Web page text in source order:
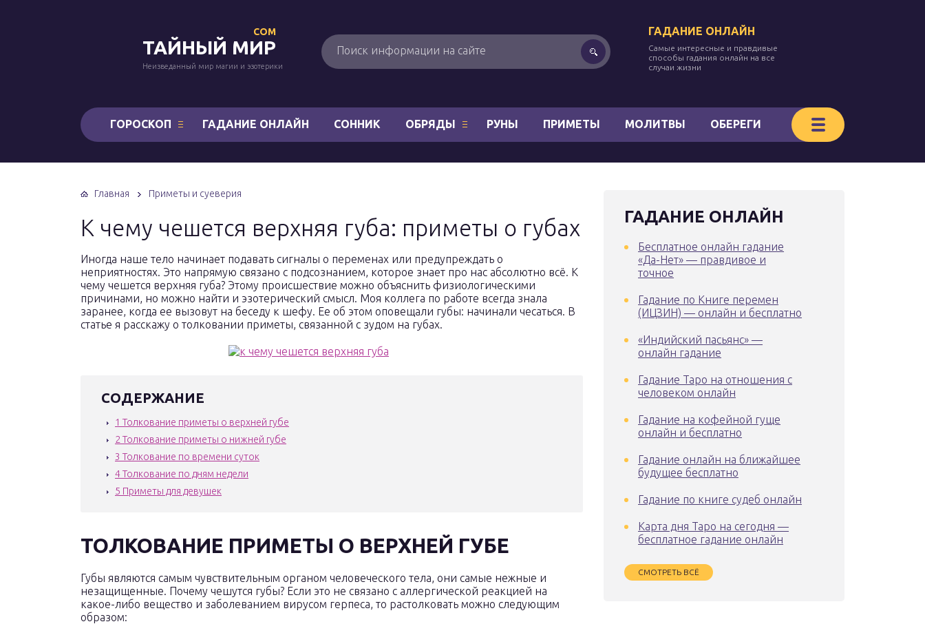
ТАЙНЫЙ МИР
COM
Неизведанный мир магии и эзотерики
ГАДАНИЕ ОНЛАЙН
Самые интересные и правдивые
способы гадания онлайн на все
случаи жизни
ГОРОСКОП ГАДАНИЕ ОНЛАЙН СОННИК ОБРЯДЫ РУНЫ ПРИМЕТЫ МОЛИТВЫ ОБЕРЕГИ
Главная Приметы и суеверия
К чему чешется верхняя губа: приметы о губах
Иногда наше тело начинает подавать сигналы о переменах или предупреждать о
неприятностях. Это напрямую связано с подсознанием, которое знает про нас абсолютно всё. К
чему чешется верхняя губа? Этому происшествие можно объяснить физиологическими
причинами, но можно найти и эзотерический смысл. Моя коллега по работе всегда знала
заранее, когда ее вызовут на беседу к шефу. Ее об этом оповещали губы: начинали чесаться. В
статье я расскажу о толковании приметы, связанной с зудом на губах.
СОДЕРЖАНИЕ
1 Толкование приметы о верхней губе
2 Толкование приметы о нижней губе
3 Толкование по времени суток
4Толкование по дням недели
5 Приметы для девушек
ТОЛКОВАНИЕ ПРИМЕТЫ О ВЕРХНЕЙ ГУБЕ
Губы являются самым чувствительным органом человеческого тела, они самые нежные и
незащищенные. Почему чешутся губы? Если это не связано с аллергической реакцией на
какое-либо вещество и заболеванием вирусом герпеса, то растолковать можно следующим
образом:
ГАДАНИЕ ОНЛАЙН
Бесплатное онлайн гадание
«Да-Нет» — правдивое и
точное
Гадание по Книге перемен
(ИЦЗИН) — онлайн и бесплатно
«Индийский пасьянс» —
онлайн гадание
Гадание Таро на отношения с
человеком онлайн
Гадание на кофейной гуще
онлайн и бесплатно
Гадание онлайн на ближайшее
будущее бесплатно
Гадание по книге судеб онлайн
Карта дня Таро на сегодня —
бесплатное гадание онлайн
СМОТРЕТЬ ВСЁ